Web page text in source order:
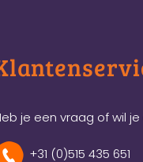
je een vraag of wil
+31 (0)515 435 651